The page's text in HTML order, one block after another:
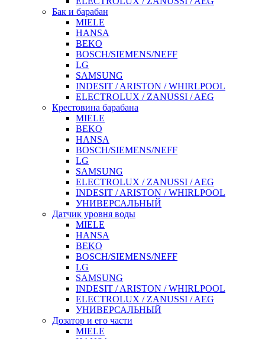
Бак и барабан
MIELE
HANSA
BEKO
BOSCH/SIEMENS/NEFF
LG
SAMSUNG
INDESIT / ARISTON / WHIRLPOOL
ELECTROLUX / ZANUSSI / AEG
Крестовина барабана
MIELE
BEKO
HANSA
BOSCH/SIEMENS/NEFF
LG
SAMSUNG
ELECTROLUX / ZANUSSI / AEG
INDESIT / ARISTON / WHIRLPOOL
УНИВЕРСАЛЬНЫЙ
Датчик уровня воды
MIELE
HANSA
BEKO
BOSCH/SIEMENS/NEFF
LG
SAMSUNG
INDESIT / ARISTON / WHIRLPOOL
ELECTROLUX / ZANUSSI / AEG
УНИВЕРСАЛЬНЫЙ
Дозатор и его части
MIELE